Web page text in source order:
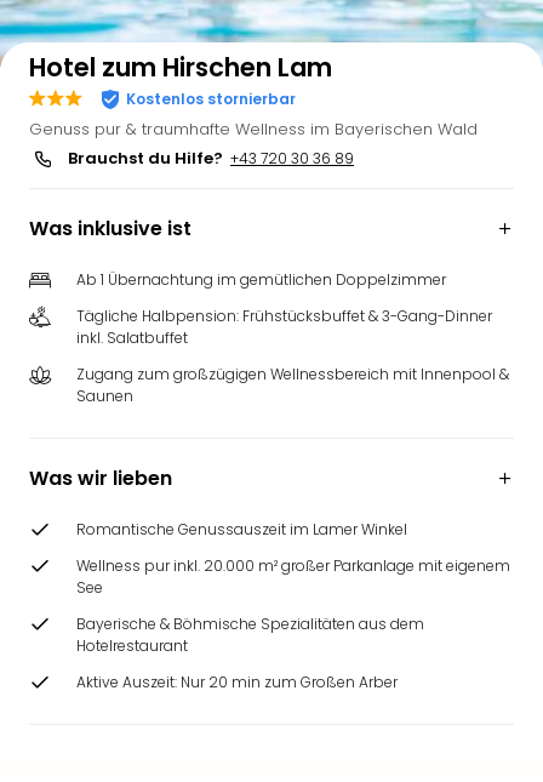
Auf der Karte anzeigen
Hotel zum Hirschen Lam
Kostenlos stornierbar
Genuss pur & traumhafte Wellness im Bayerischen Wald
Brauchst du Hilfe? +43 720 30 36 89
Was inklusive ist
Ab 1 Übernachtung im gemütlichen Doppelzimmer
Tägliche Halbpension: Frühstücksbuffet & 3-Gang-Dinner
inkl. Salatbuffet
Zugang zum großzügigen Wellnessbereich mit Innenpool &
Saunen
Was wir lieben
Romantische Genussauszeit im Lamer Winkel
Wellness pur inkl. 20.000 m² großer Parkanlage mit eigenem
See
Bayerische & Böhmische Spezialitäten aus dem
Hotelrestaurant
Aktive Auszeit: Nur 20 min zum Großen Arber